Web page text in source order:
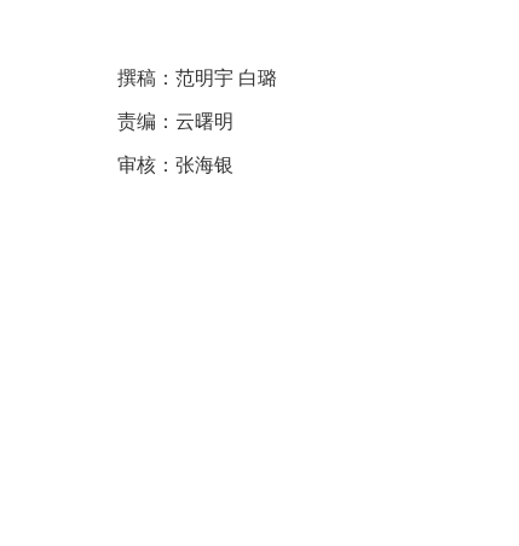
撰稿：范明宇 白璐
责编： 云曙明
审核：张海银